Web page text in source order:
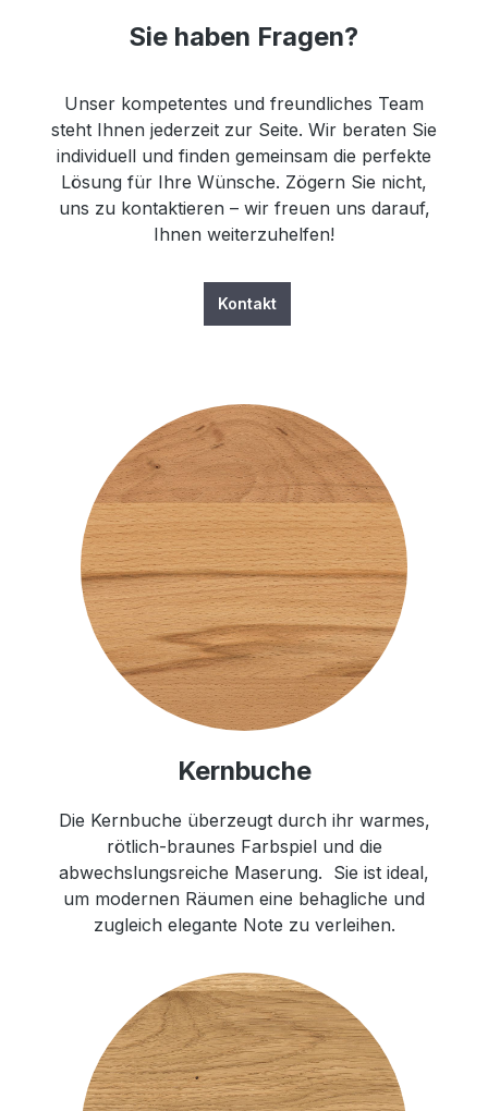
Sie haben Fragen?
Unser kompetentes und freundliches Team
steht Ihnen jederzeit zur Seite. Wir beraten Sie
individuell und finden gemeinsam die perfekte
Lösung für Ihre Wünsche. Zögern Sie nicht,
uns zu kontaktieren – wir freuen uns darauf,
Ihnen weiterzuhelfen!
Kontakt
Kernbuche
Die Kernbuche überzeugt durch ihr warmes,
rötlich-braunes Farbspiel und die
abwechslungsreiche Maserung. Sie ist ideal,
um modernen Räumen eine behagliche und
zugleich elegante Note zu verleihen.